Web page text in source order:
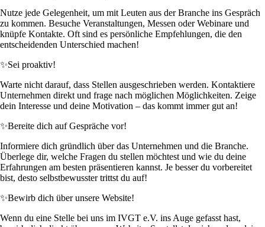
Nutze jede Gelegenheit, um mit Leuten aus der Branche ins Gespräch
zu kommen. Besuche Veranstaltungen, Messen oder Webinare und
knüpfe Kontakte. Oft sind es persönliche Empfehlungen, die den
entscheidenden Unterschied machen!
✨Sei proaktiv!
Warte nicht darauf, dass Stellen ausgeschrieben werden. Kontaktiere
Unternehmen direkt und frage nach möglichen Möglichkeiten. Zeige
dein Interesse und deine Motivation – das kommt immer gut an!
✨Bereite dich auf Gespräche vor!
Informiere dich gründlich über das Unternehmen und die Branche.
Überlege dir, welche Fragen du stellen möchtest und wie du deine
Erfahrungen am besten präsentieren kannst. Je besser du vorbereitet
bist, desto selbstbewusster trittst du auf!
✨Bewirb dich über unsere Website!
Wenn du eine Stelle bei uns im IVGT e.V. ins Auge gefasst hast,